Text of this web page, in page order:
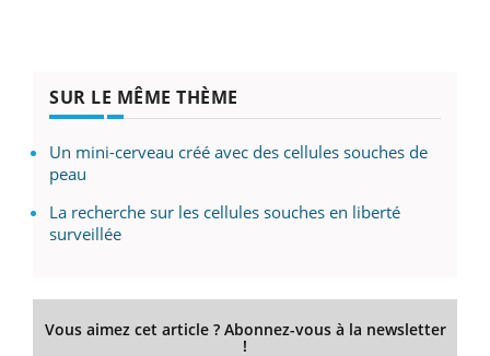
SUR LE MÊME THÈME
Un mini-cerveau créé avec des cellules souches de
peau
La recherche sur les cellules souches en liberté
surveillée
Vous aimez cet article ? Abonnez-vous à la newsletter
!